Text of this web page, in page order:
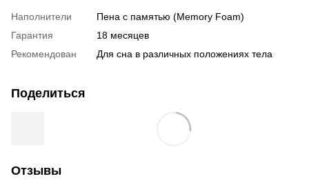
Наполнители
Пена с памятью (Memory Foam)
Гарантия
18 месяцев
Рекомендован
Для сна в различных положениях тела
Поделиться
Отзывы